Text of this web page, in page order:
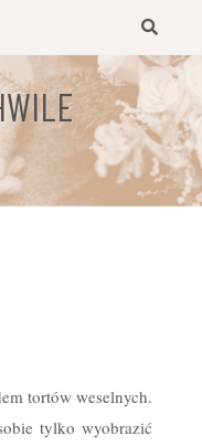
tortów weselnych.
tylko wyobrazić